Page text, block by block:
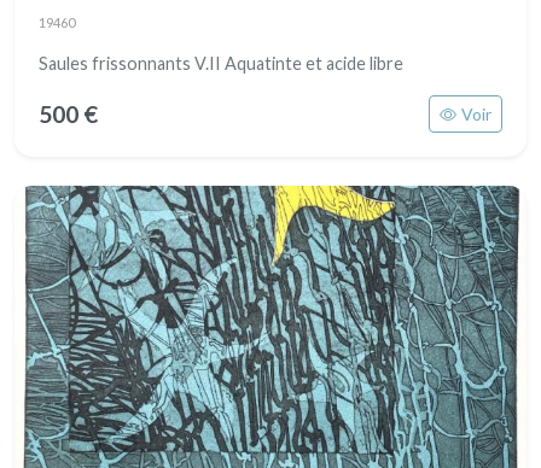
19460
Saules frissonnants V.II Aquatinte et acide libre
500 € Voir